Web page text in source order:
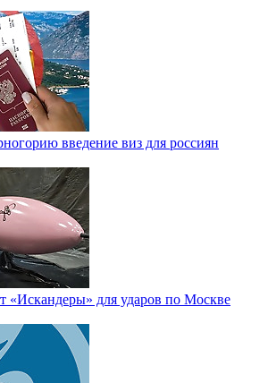
введение виз для россиян
«Искандеры» для ударов по Москве